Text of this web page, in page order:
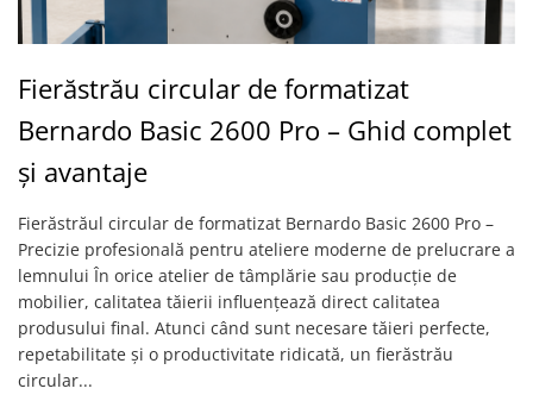
Ferastraie prelucrare metal cu
banda si taiere dubla
Strunguri pentru metal
Strunguri CNC
Strunguri cu cutie de viteze
Strunguri de precizie
Strunguri metal cu freza
Strunguri universale
Strunguri universale cu afisaj
digital
Strunguri universale cu viteza
Fierăstrău circular de formatizat
Bernardo Basic 2600 Pro – Ghid complet
și avantaje
Fierăstrăul circular de formatizat Bernardo Basic 2600 Pro –
Precizie profesională pentru ateliere moderne de prelucrare a
lemnului În orice atelier de tâmplărie sau producție de
mobilier, calitatea tăierii influențează direct calitatea
produsului final. Atunci când sunt necesare tăieri perfecte,
repetabilitate și o productivitate ridicată, un fierăstrău
circular...